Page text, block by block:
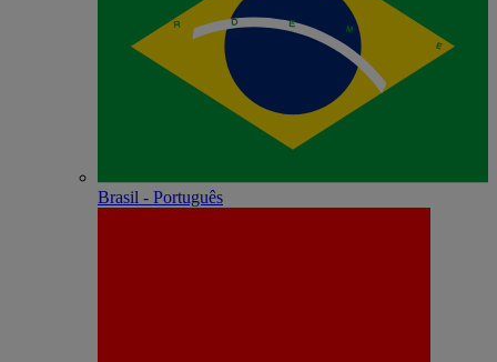
Brasil - Português